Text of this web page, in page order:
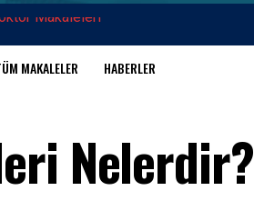
MAKALELER HABERLER
Nelerdir?